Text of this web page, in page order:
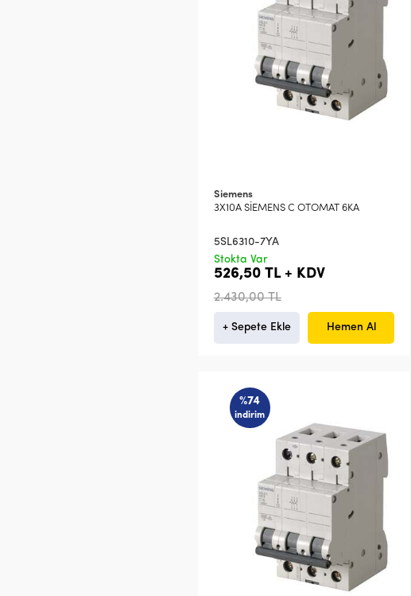
Siemens
3X10A SİEMENS C OTOMAT 6KA
5SL6310-7YA
Stokta Var
526,50 TL + KDV
2.430,00 TL
+ Sepete Ekle Hemen Al
%74
indirim